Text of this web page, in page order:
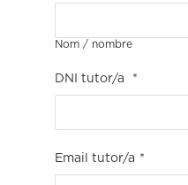
Nom / nombre
DNI tutor/a *
Email tutor/a *